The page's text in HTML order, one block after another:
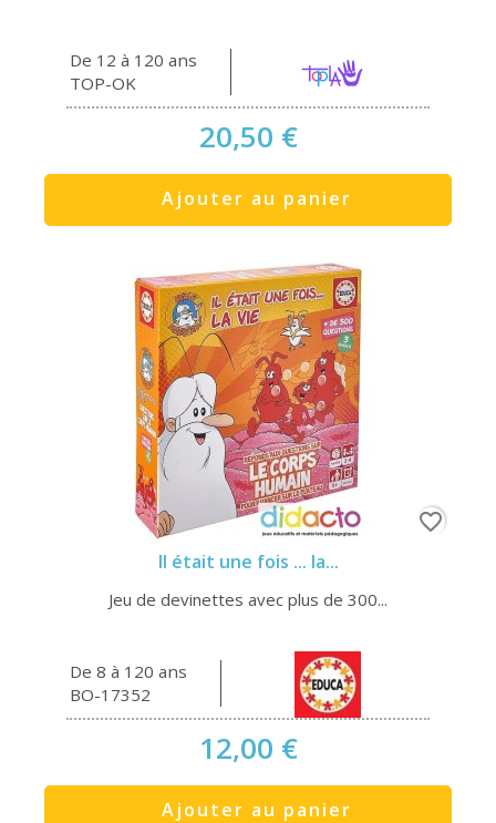
De 12 à 120 ans
TOP-OK
20,50 €
Ajouter au panier
Il était une fois ... la...
Jeu de devinettes avec plus de 300...
De 8 à 120 ans
BO-17352
12,00 €
Ajouter au panier
favorite_border